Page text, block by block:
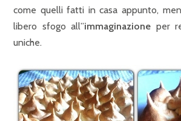
come quelli fatti in casa appunto,
libero sfogo all”immaginazione per
uniche.